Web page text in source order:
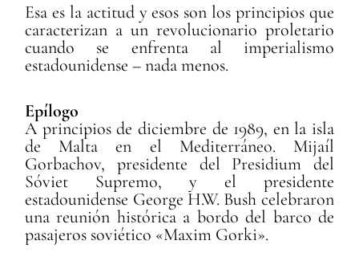
Esa es la actitud y esos son los principios que
caracterizan a un revolucionario proletario
cuando se enfrenta al imperialismo
estadounidense – nada menos.
Epílogo
A principios de diciembre de 1989, en la isla
de Malta en el Mediterráneo. Mijaíl
Gorbachov, presidente del Presidium del
Sóviet Supremo, y el presidente
estadounidense George H.W. Bush celebraron
una reunión histórica a bordo del barco de
pasajeros soviético «Maxim Gorki».